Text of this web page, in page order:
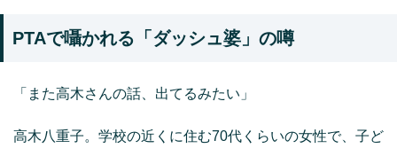
PTAで囁かれる「ダッシュ婆」の噂
「また高木さんの話、出てるみたい」
高木八重子。学校の近くに住む70代くらいの女性で、子ど